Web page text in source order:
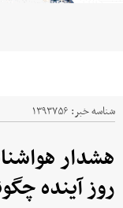
شناسه خبر: ۱۳۹۳۷۵۶
روز آینده